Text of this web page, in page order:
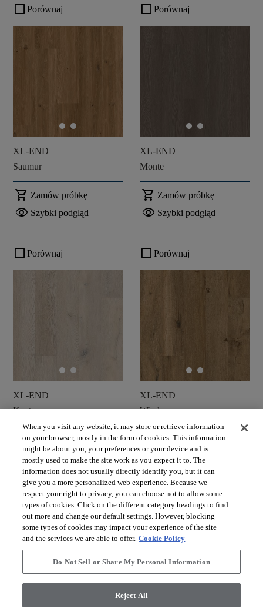
check_box_outline_blank Porównaj
XL-END
Saumur
shopping_cart Zamów próbkę
visibility Szybki podgląd
check_box_outline_blank Porównaj
XL-END
Monte
shopping_cart Zamów próbkę
visibility Szybki podgląd
check_box_outline_blank Porównaj
XL-END
Kantara
shopping_cart Zamów próbkę
visibilitySzybki podgląd
check_box_outline_blank Porównaj
XL-END
Windsor
shopping_cartZamów próbkę
visibilitySzybki podgląd
check_box_outline_blankPorównaj check_box_outline_blankPorównaj
When you visit any website, it may store or retrieve information
on your browser, mostly in the form of cookies. This information
might be about you, your preferences or your device and is
mostly used to make the site work as you expect it to. The
information does not usually directly identify you, but it can
give you a more personalized web experience. Because we
respect your right to privacy, you can choose not to allow some
types of cookies. Click on the different category headings to find
out more and change our default settings. However, blocking
some types of cookies may impact your experience of the site
and the services we are able to offer. Cookie Policy
Do Not Sell or Share My Personal Information
Reject All